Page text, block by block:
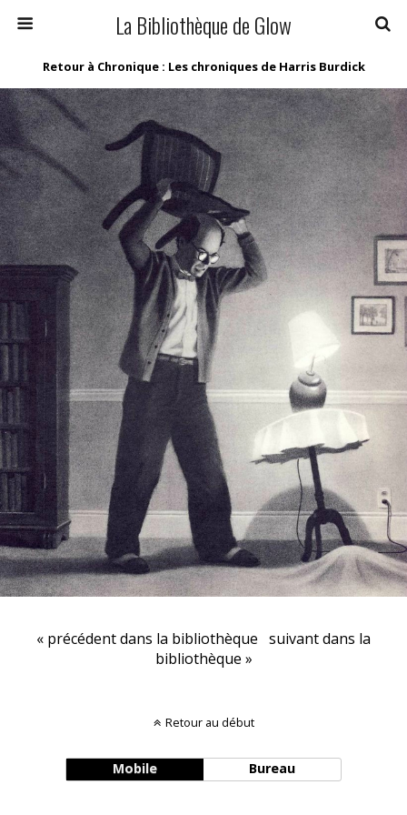
La Bibliothèque de Glow
Retour à Chronique : Les chroniques de Harris Burdick
« précédent dans la bibliothèque suivant dans la
bibliothèque »
Retour au début
Mobile Bureau